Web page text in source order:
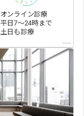
オンライン診療
平日7〜24時まで
土日も診療
****